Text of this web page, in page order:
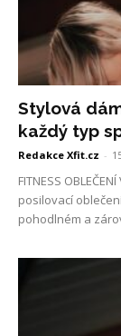
Stylová
každý typ
Redakce Xfit.cz -
FITNESS
posilovací
pohodlném a